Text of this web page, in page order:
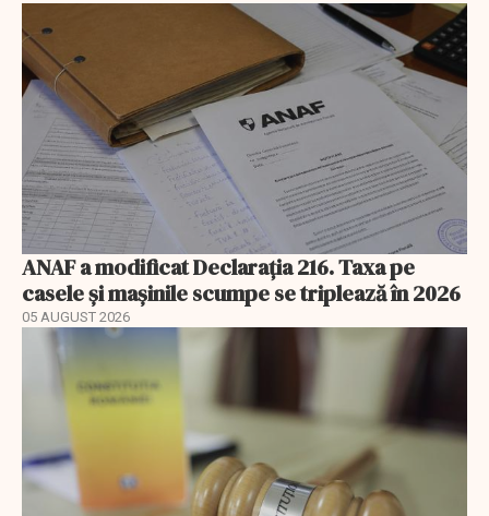
ANAF a modificat Declarația 216. Taxa pe
casele și mașinile scumpe se triplează în 2026
05 AUGUST 2026